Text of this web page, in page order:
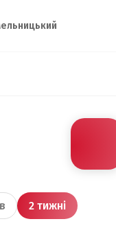
2 тижні